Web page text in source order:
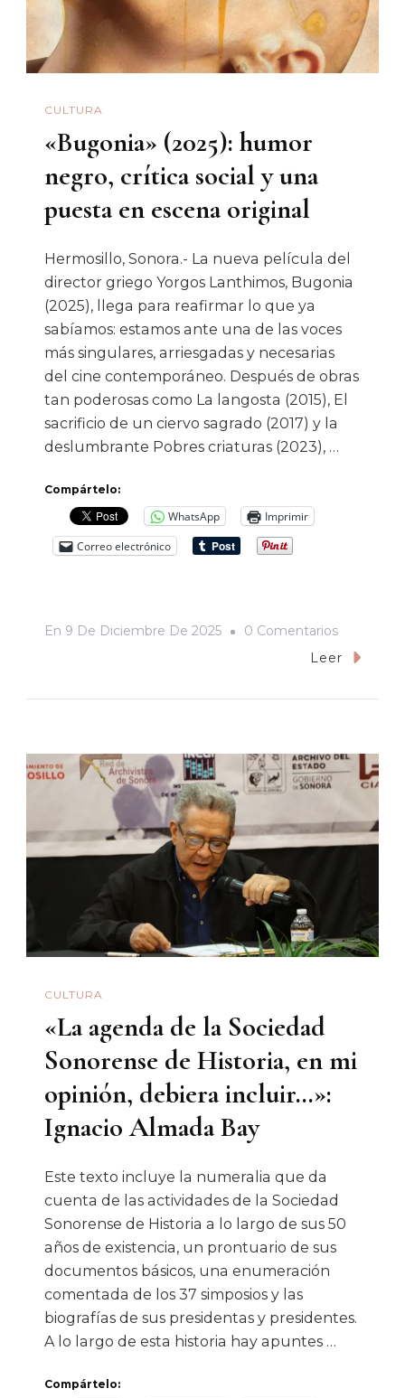
CULTURA
«Bugonia» (2025): humor
negro, crítica social y una
puesta en escena original
Hermosillo, Sonora.- La nueva película del
director griego Yorgos Lanthimos, Bugonia
(2025), llega para reafirmar lo que ya
sabíamos: estamos ante una de las voces
más singulares, arriesgadas y necesarias
del cine contemporáneo. Después de obras
tan poderosas como La langosta (2015), El
sacrificio de un ciervo sagrado (2017) y la
deslumbrante Pobres criaturas (2023), …
Compártelo:
WhatsApp
Imprimir
Correo electrónico
En 9 De Diciembre De 2025 0 ComentariosEn
«Bugonia»
Crítica
Social
Una
Escena
Original
Leer
CULTURA
«La agenda de la Sociedad
Sonorense de Historia, en mi
opinión, debiera incluir…»:
Ignacio Almada Bay
Este texto incluye la numeralia que da
cuenta de las actividades de la Sociedad
Sonorense de Historia a lo largo de sus 50
años de existencia, un prontuario de sus
documentos básicos, una enumeración
comentada de los 37 simposios y las
biografías de sus presidentas y presidentes.
A lo largo de esta historia hay apuntes …
Compártelo: